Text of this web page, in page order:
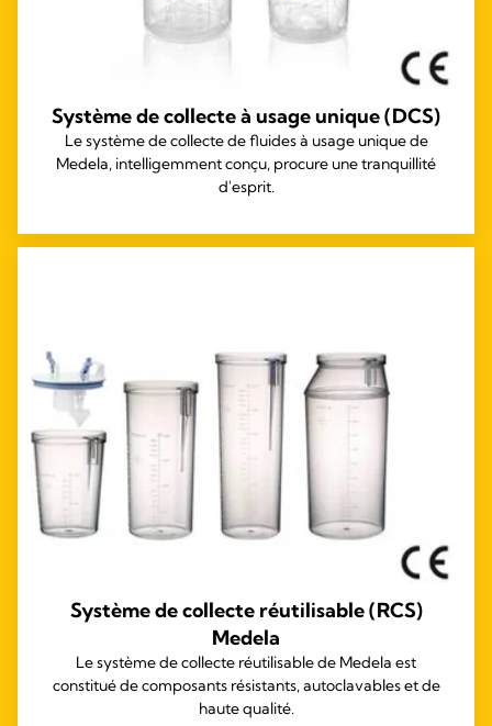
Système de collecte à usage unique (DCS)
Le système de collecte de fluides à usage unique de
Medela, intelligemment conçu, procure une tranquillité
d'esprit.
Système de collecte réutilisable (RCS)
Medela
Le système de collecte réutilisable de Medela est
constitué de composants résistants, autoclavables et de
haute qualité.